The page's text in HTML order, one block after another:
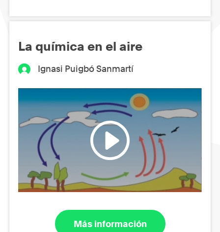
La química en el aire
Ignasi Puigbó Sanmartí
Más información